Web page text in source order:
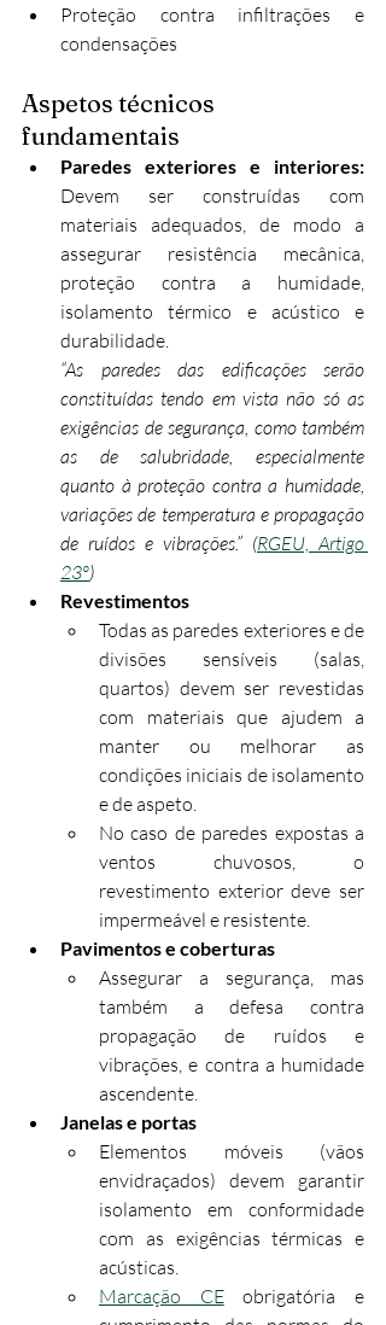
Proteção contra infiltrações e
condensações
Aspetos técnicos
fundamentais
Devem ser construídas com
materiais adequados, de modo a
assegurar resistência mecânica,
proteção contra a humidade,
isolamento térmico e acústico e
durabilidade.
“As paredes das edificações serão
constituídas tendo em vista não só as
exigências de segurança, como também
as de salubridade, especialmente
quanto à proteção contra a humidade,
variações de temperatura e propagação
de ruídos e vibrações.” (RGEU, Artigo
23º)
Revestimentos
Todas as paredes exteriores e de
divisões sensíveis (salas,
quartos) devem ser revestidas
com materiais que ajudem a
manter ou melhorar as
condições iniciais de isolamento
e de aspeto.
No caso de paredes expostas a
ventos chuvosos, o
revestimento exterior deve ser
impermeável e resistente.
Pavimentos e coberturas
Assegurar a segurança, mas
também a defesa contra
propagação de ruídos e
vibrações, e contra a humidade
ascendente.
Janelas e portas
Elementos móveis (vãos
envidraçados) devem garantir
isolamento em conformidade
com as exigências térmicas e
acústicas.
Marcação CE obrigatória e